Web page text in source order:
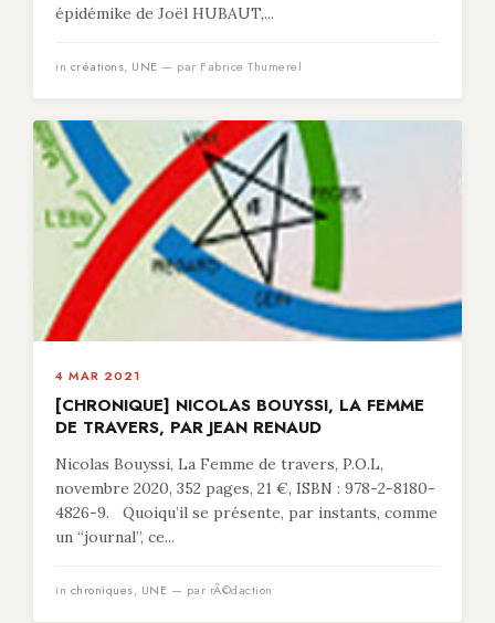
épidémike de Joël HUBAUT,...
in créations, UNE — par Fabrice Thumerel
4 MAR 2021
[CHRONIQUE] NICOLAS BOUYSSI, LA FEMME
DE TRAVERS, PAR JEAN RENAUD
Nicolas Bouyssi, La Femme de travers, P.O.L,
novembre 2020, 352 pages, 21 €, ISBN : 978-2-8180-
4826-9. Quoiqu’il se présente, par instants, comme
un “journal”, ce...
in chroniques, UNE — par rÃ©daction